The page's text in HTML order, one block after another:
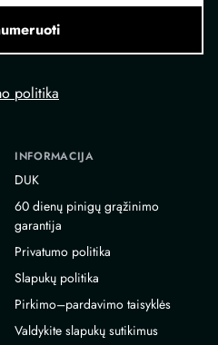
politika
INFORMACIJA
DUK
60 dienų pinigų grąžinimo
garantija
Privatumo politika
Slapukų politika
Pirkimo–pardavimo taisyklės
Valdykite slapukų sutikimus